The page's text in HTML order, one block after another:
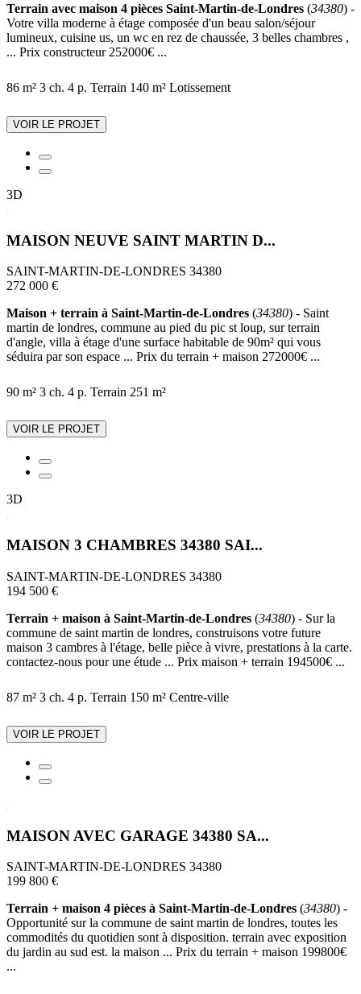
Terrain avec maison 4 pièces Saint-Martin-de-Londres (34380) -
Votre villa moderne à étage composée d'un beau salon/séjour
lumineux, cuisine us, un wc en rez de chaussée, 3 belles chambres ,
... Prix constructeur 252000€ ...
86 m² 3 ch. 4 p. Terrain 140 m² Lotissement
VOIR LE PROJET
3D
MAISON NEUVE SAINT MARTIN D...
SAINT-MARTIN-DE-LONDRES 34380
272 000 €
Maison + terrain à Saint-Martin-de-Londres (34380) - Saint
martin de londres, commune au pied du pic st loup, sur terrain
d'angle, villa à étage d'une surface habitable de 90m² qui vous
séduira par son espace ... Prix du terrain + maison 272000€ ...
90 m² 3 ch. 4 p. Terrain 251 m²
VOIR LE PROJET
3D
MAISON 3 CHAMBRES 34380 SAI...
SAINT-MARTIN-DE-LONDRES 34380
194 500 €
Terrain + maison à Saint-Martin-de-Londres (34380) - Sur la
commune de saint martin de londres, construisons votre future
maison 3 cambres à l'étage, belle pièce à vivre, prestations à la carte.
contactez-nous pour une étude ... Prix maison + terrain 194500€ ...
87 m² 3 ch. 4 p. Terrain 150 m² Centre-ville
VOIR LE PROJET
MAISON AVEC GARAGE 34380 SA...
SAINT-MARTIN-DE-LONDRES 34380
199 800 €
Terrain + maison 4 pièces à Saint-Martin-de-Londres (34380) -
Opportunité sur la commune de saint martin de londres, toutes les
commodités du quotidien sont à disposition. terrain avec exposition
du jardin au sud est. la maison ... Prix du terrain + maison 199800€
...